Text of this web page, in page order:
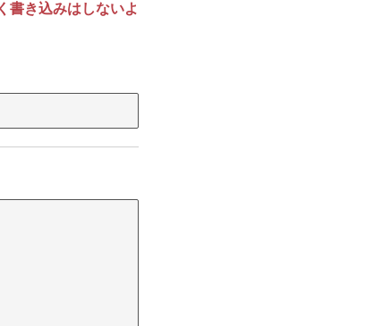
書き込みはしないよ